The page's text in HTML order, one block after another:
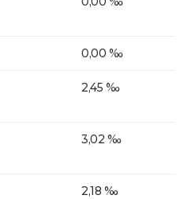
0,00 ‰
2,45 ‰
3,02 ‰
2,18 ‰